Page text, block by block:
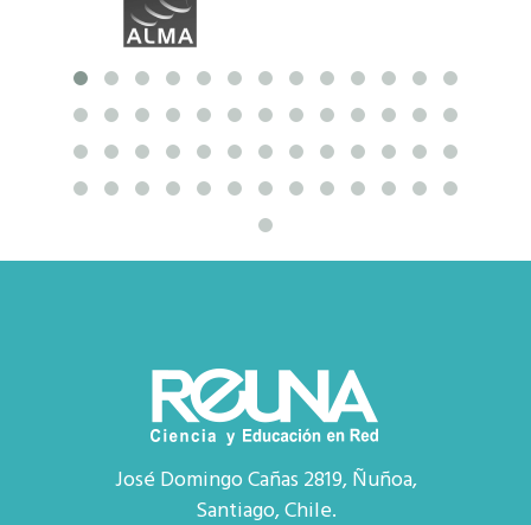
José Domingo Cañas 2819, Ñuñoa,
Santiago, Chile.